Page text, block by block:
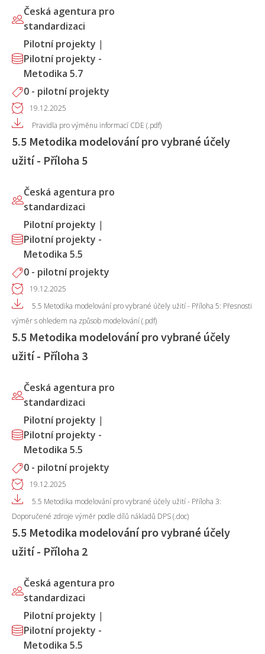
Česká agentura pro
standardizaci
Pilotní projekty |
Pilotní projekty -
Metodika 5.7
0 - pilotní projekty
19.12.2025
Pravidla pro výměnu informací CDE (.pdf)
5.5 Metodika modelování pro vybrané účely
užití - Příloha 5
Česká agentura pro
standardizaci
Pilotní projekty |
Pilotní projekty -
Metodika 5.5
0 - pilotní projekty
19.12.2025
5.5 Metodika modelování pro vybrané účely užití - Příloha 5: Přesnosti
výměr s ohledem na způsob modelování (.pdf)
5.5 Metodika modelování pro vybrané účely
užití - Příloha 3
Česká agentura pro
standardizaci
Pilotní projekty |
Pilotní projekty -
Metodika 5.5
0 - pilotní projekty
19.12.2025
5.5 Metodika modelování pro vybrané účely užití - Příloha 3:
Doporučené zdroje výměr podle dílů nákladů DPS (.doc)
5.5 Metodika modelování pro vybrané účely
užití - Příloha 2
Česká agentura pro
standardizaci
Pilotní projekty |
Pilotní projekty -
Metodika 5.5